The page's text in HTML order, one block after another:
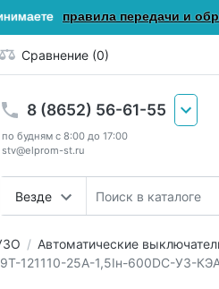
правила передачи и
Сравнение (0)
8 (8652) 56-61-55
по будням с 8:00 до 17:00
stv@elprom-st.ru
Везде
Автоматические
121110-25А-1,5Iн-600DC-У3-